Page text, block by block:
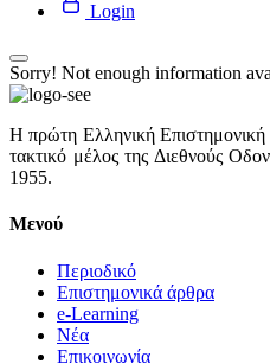
Login
Sorry! Not enough information
Η πρώτη Ελληνική Επιστημονική
τακτικό μέλος της Διεθνούς
1955.
Μενού
Περιοδικό
Επιστημονικά άρθρα
e-Learning
Νέα
Επικοινωνία